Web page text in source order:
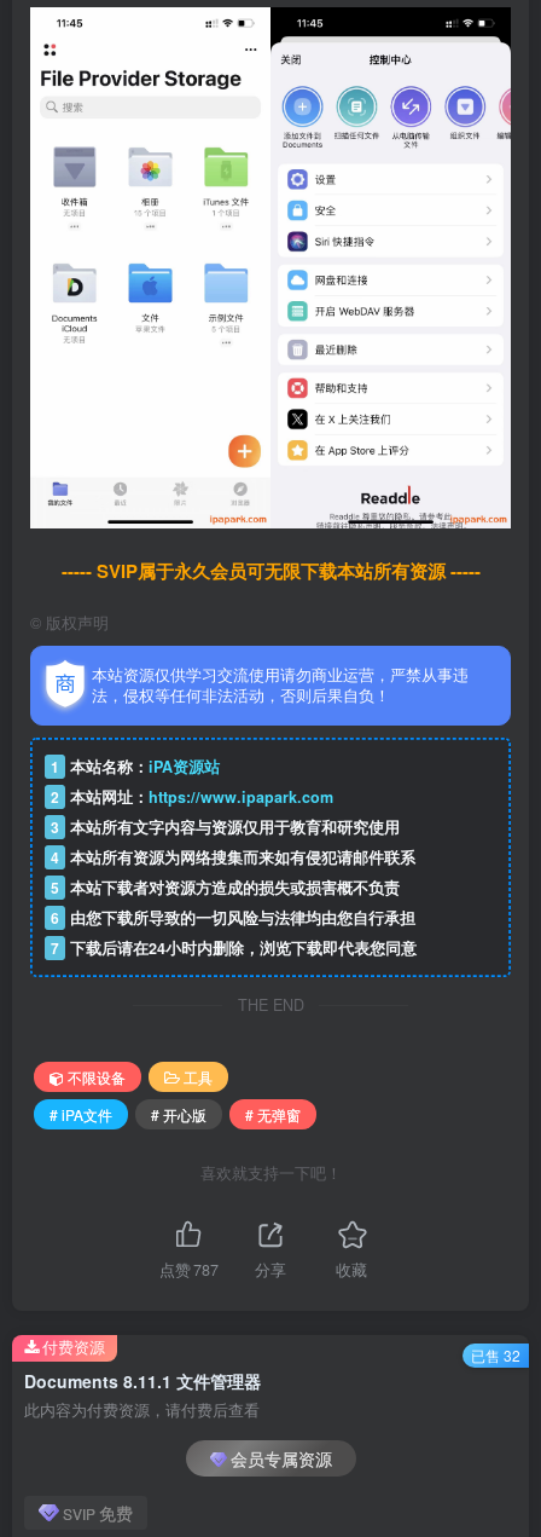
----- SVIP属于永久会员可无限下载本站所有资源 -----
© 版权声明
本站资源仅供学习交流使用请勿商业运营，严禁从事违
法，侵权等任何非法活动，否则后果自负！
1 本站名称： iPA资源站
2 本站网址： https://www.ipapark.com
3 本站所有文字内容与资源仅用于教育和研究使用
4 本站所有资源为网络搜集而来如有侵犯请邮件联系
5 本站下载者对资源方造成的损失或损害概不负责
6 由您下载所导致的一切风险与法律均由您自行承担
7 下载后请在24小时内删除，浏览下载即代表您同意
THE END
不限设备
工具
# iPA文件
# 开心版 # 无弹窗
喜欢就支持一下吧！
点赞787 分享 收藏
Documents 8.11.1 文件管理器
此内容为付费资源，请付费后查看
会员专属资源
SVIP 免费
付费资源 已售 32